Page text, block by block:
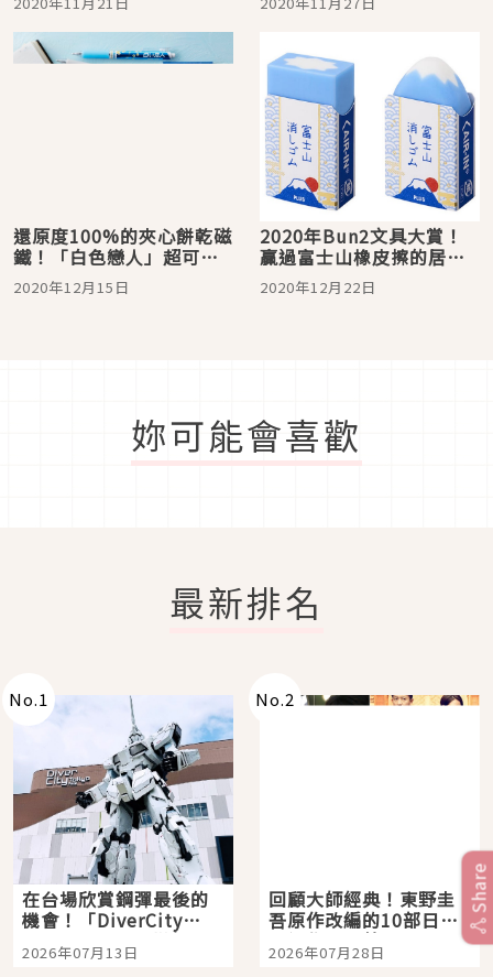
還原度100%的夾心餅乾磁
鐵！「白色戀人」超可愛
文具周邊5選
2020年12月15日
2020年Bun2文具大賞！
贏過富士山橡皮擦的居然
是它？
2020年12月22日
妳可能會喜歡
最新排名
No.1
在台場欣賞鋼彈最後的
機會！「DiverCity
Tokyo Plaza」搭船、
購物、美食及夜景，一
2026年07月13日
No.2
回顧大師經典！東野圭
吾原作改編的10部日本
影視作品推薦
2026年07月28日
Share